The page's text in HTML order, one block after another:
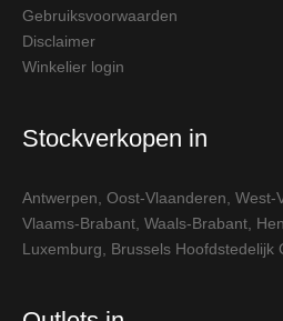
Gebruiksvoorwaarden
Disclaimer
Winkelier login
Stockverkopen in
Antwerpen Oost-Vlaanderen West-
Vlaams-Brabant Waals-Brabant
Luxemburg
Brussels Hoofdstedelijk